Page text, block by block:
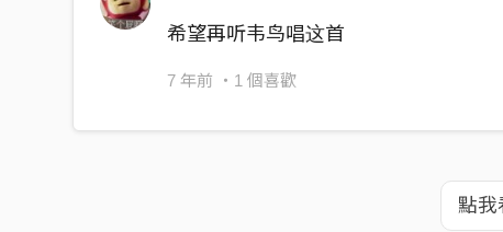
希望再听韦鸟唱这首
7 年前 ・1 個喜歡
點我